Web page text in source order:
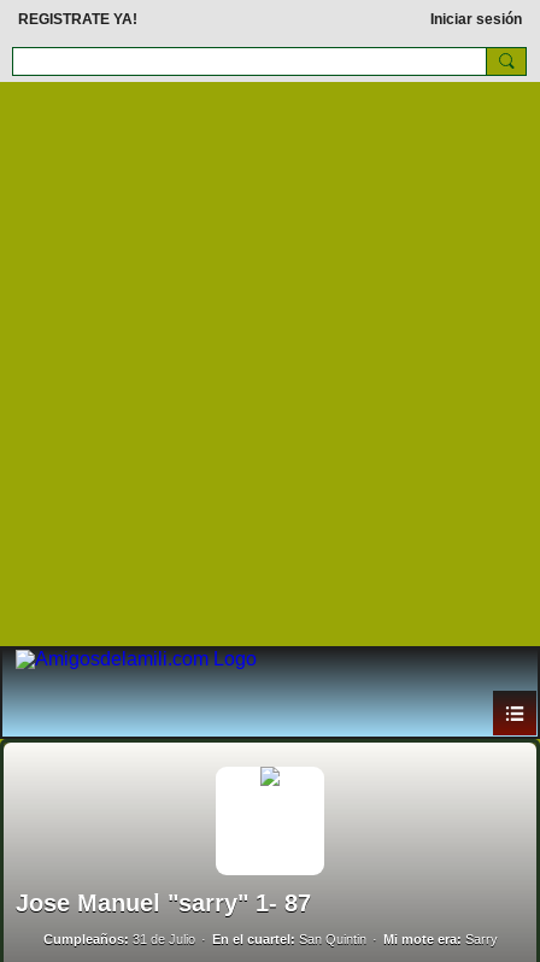
REGISTRATE YA! Iniciar sesión
Jose Manuel "sarry" 1- 87
Cumpleaños: 31 de Julio En el cuartel: San Quintin Mi mote era: Sarry